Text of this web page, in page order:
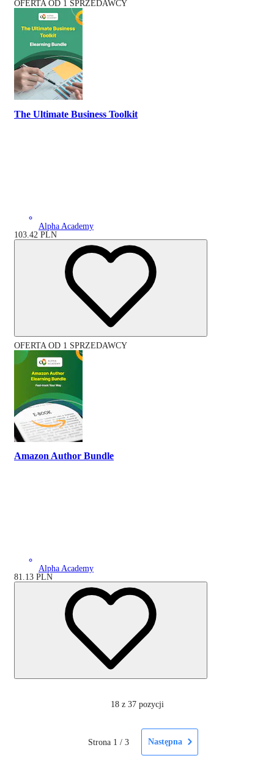
OFERTA OD 1 SPRZEDAWCY
The Ultimate Business Toolkit
Alpha Academy
103.42 PLN
OFERTA OD 1 SPRZEDAWCY
Amazon Author Bundle
Alpha Academy
81.13 PLN
18 z 37 pozycji
Strona 1 / 3 Następna